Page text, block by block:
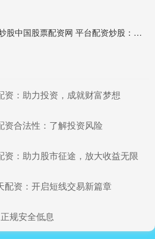
配资炒股中国股票配资网 平台配资炒股：高杠杆下的风险与收益
资：助力投资，成就财富梦想
资合法性：了解投资风险
资：助力股市征途，放大收益无限
配资：开启短线交易新篇章
规安全低息